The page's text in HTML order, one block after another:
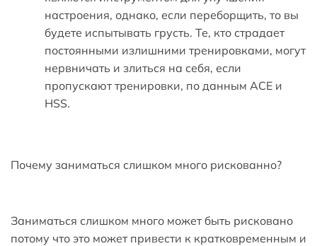
настроения, однако, если переборщить, то вы
будете испытывать грусть. Те, кто страдает
постоянными излишними тренировками, могут
нервничать и злиться на себя, если
пропускают тренировки, по данным ACE и
HSS.
Почему заниматься слишком много рискованно?
Заниматься слишком много может быть рисковано
потому что это может привести к кратковременным и